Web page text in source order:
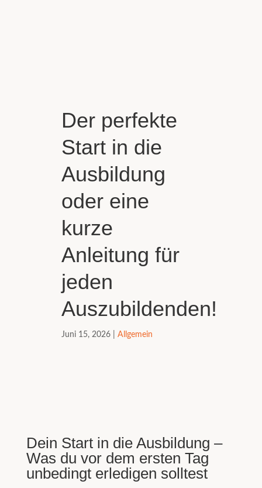
Der perfekte
Start in die
Ausbildung
oder eine
kurze
Anleitung für
jeden
Auszubildenden!
Juni 15, 2026| Allgemein
Dein Start in die Ausbildung –
Was du vor dem ersten Tag
unbedingt erledigen solltest